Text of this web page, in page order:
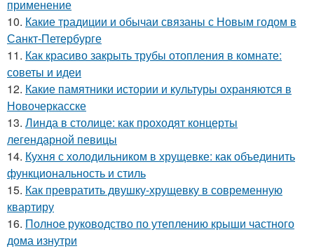
применение
10. Какие традиции и обычаи связаны с Новым годом в
Санкт-Петербурге
11. Как красиво закрыть трубы отопления в комнате:
советы и идеи
12. Какие памятники истории и культуры охраняются в
Новочеркасске
13. Линда в столице: как проходят концерты
легендарной певицы
14. Кухня с холодильником в хрущевке: как объединить
функциональность и стиль
15. Как превратить двушку-хрущевку в современную
квартиру
16. Полное руководство по утеплению крыши частного
дома изнутри